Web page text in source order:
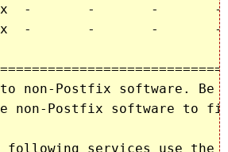
-       -       -       -
-       -       -       -
non-Postfix software. Be
non-Postfix software to
following services use